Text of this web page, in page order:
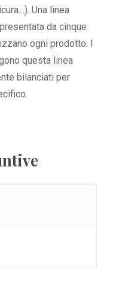
Una linea
da cinque
ogni prodotto. I
questa linea
bilanciati per